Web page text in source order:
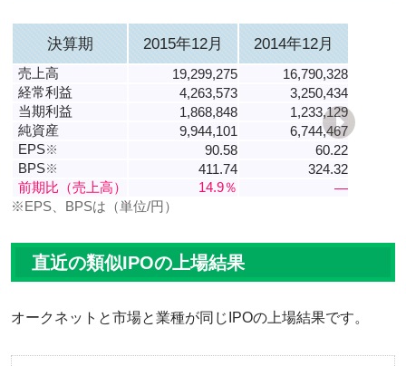
決算期 2015年12月 2014年12月
売上高 19,299,275
16,790,328
経常利益
4,263,573
3,250,434
当期利益
1,868,848
1,233,129
純資産
9,944,101
6,744,467
EPS※ 90.58
60.22
BPS※ 411.74
324.32
前期比（売上高）
14.9％
―
※EPS、BPSは（単位/円）
直近の類似IPOの上場結果
オークネットと市場と業種が同じIPOの上場結果です。